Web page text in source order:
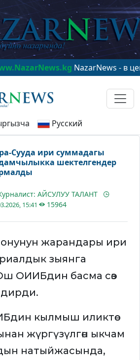
NazarNews - в центре
Русский
Сууда ири суммадагы
шектелгендер
АЙСУЛУУ ТАЛАНТ
15:41 15964
жарандары ири
зыянга
ОИИБдин басма сөз
кылмыш иликтөө
жүргүзүлгөн ыкчам
натыйжасында,